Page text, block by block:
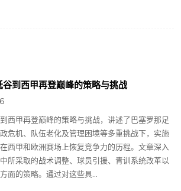
到西甲再登巅峰的策略与挑战
西甲再登巅峰的策略与挑战，讲述了巴塞罗那足
危机、队伍老化及管理困境等多重挑战下，实施
西甲和欧洲赛场上恢复竞争力的历程。文章深入
所采取的战术调整、球员引援、青训系统改革以
面的策略。通过对这些具...